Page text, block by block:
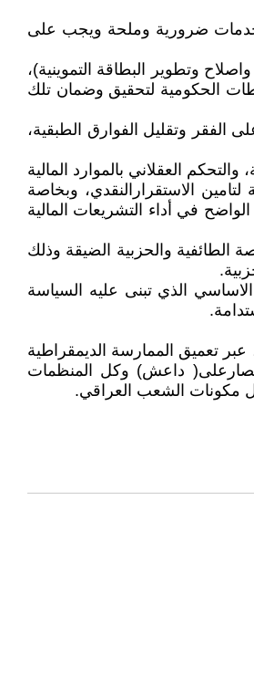
خدمات ضرورية وملحة ويجب على
وتطوير البطاقة التموينية)،
الحكومية لتحقيق وضمان تلك
الفقر وتقليل الفوارق الطبقية،
العقلاني بالموارد المالية
الاستقرارالنقدي، وبخاصة
في أداء التشريعات المالية
الطائفية والحزبية الضيقة وذلك
الاساسي الذي تبنى عليه السياسة
تعميق الممارسة الديمقراطية
داعش) وكل المنظمات
مكونات الشعب العراقي.